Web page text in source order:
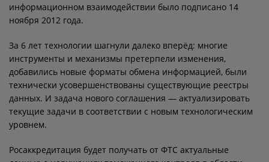
информационном взаимодействии было подписано 14
ноября 2012 года.
За 6 лет технологии шагнули далеко вперёд: многие
инструменты и механизмы претерпели изменения,
добавились новые форматы обмена информацией, были
технически усовершенствованы существующие реестры
данных. И задача нового соглашения — актуализировать
текущие задачи в соответствии с новым технологическим
уровнем.
Росаккредитация будет получать от ФТС актуальные